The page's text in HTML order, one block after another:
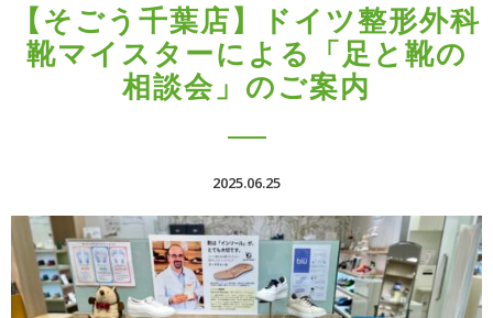
【そごう千葉店】ドイツ整形外科
靴マイスターによる「足と靴の
相談会」のご案内
2025.06.25